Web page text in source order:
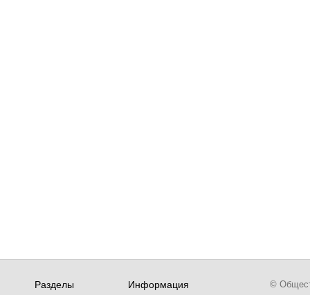
Разделы Информация ©